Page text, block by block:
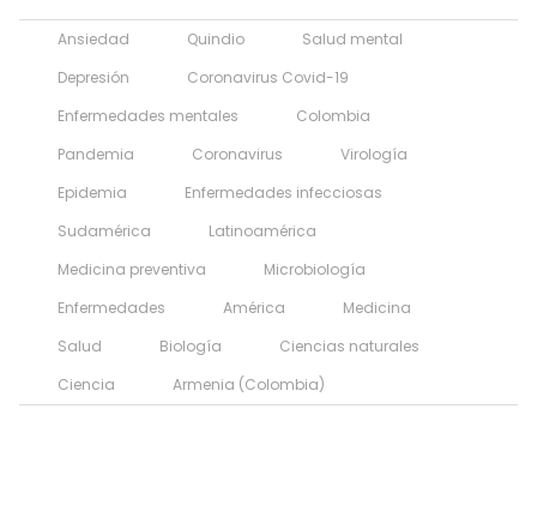
Ansiedad Quindio
Salud mental
Depresión
Coronavirus Covid-19
Enfermedades mentales
Colombia
Pandemia
Coronavirus
Virología
Epidemia
Enfermedades infecciosas
Sudamérica
Latinoamérica
Medicina preventiva
Microbiología
Enfermedades
América
Medicina
Salud
Biología
Ciencias naturales
Ciencia
Armenia (Colombia)